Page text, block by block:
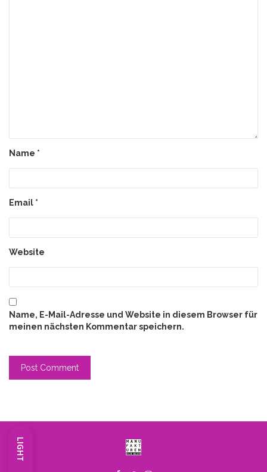
LIGHT
Name *
Email *
Website
Name, E-Mail-Adresse und Website in diesem Browser für
meinen nächsten Kommentar speichern.